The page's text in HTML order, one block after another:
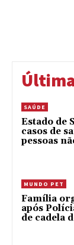
SAÚDE
Estado de
casos de
pessoas
MUNDO PET
Família
após
de cadela